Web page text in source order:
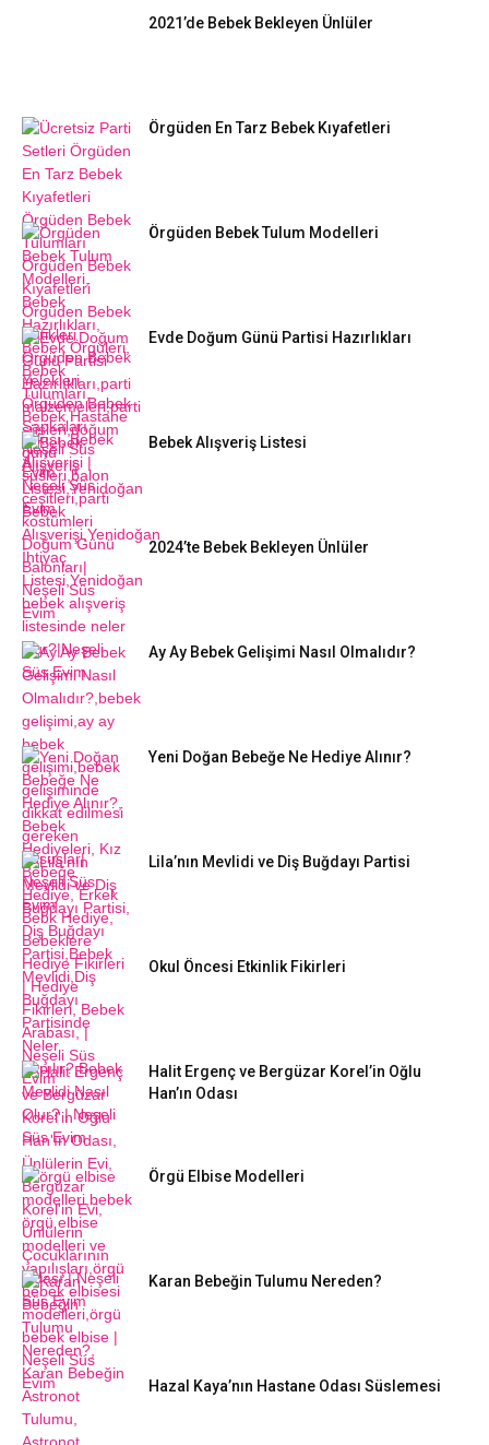
2021’de Bebek Bekleyen Ünlüler
Örgüden En Tarz Bebek Kıyafetleri
Örgüden Bebek Tulum Modelleri
Evde Doğum Günü Partisi Hazırlıkları
Bebek Alışveriş Listesi
2024’te Bebek Bekleyen Ünlüler
Ay Ay Bebek Gelişimi Nasıl Olmalıdır?
Yeni Doğan Bebeğe Ne Hediye Alınır?
Lila’nın Mevlidi ve Diş Buğdayı Partisi
Okul Öncesi Etkinlik Fikirleri
Halit Ergenç ve Bergüzar Korel’in Oğlu
Han’ın Odası
Örgü Elbise Modelleri
Karan Bebeğin Tulumu Nereden?
Hazal Kaya’nın Hastane Odası Süslemesi